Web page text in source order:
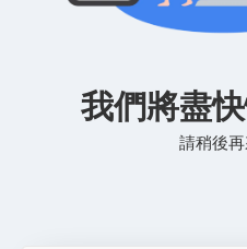
我們將盡快
請稍後再